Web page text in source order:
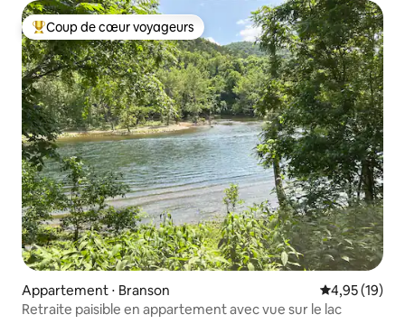
Coups de cœur voyageurs les plus appréciés
Coup de cœur voyageurs
Appartement ⋅ Branson Évaluation
4,95 (19)
Retraite paisible en appartement avec vue sur le lac